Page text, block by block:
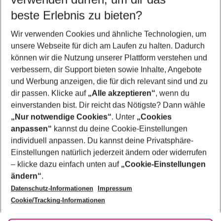
5-8 Nächte
2 Erwachsene Keine Kinder
Mehr Filter anzeigen
Footer
Footer navigation
Über uns
AGB
Bestpreisgarantie
Cookie-Einstellungen ändern
Cookie-Richtlinie
Agenturbetreuung
Barrierefreies Reisen
Folge uns
beste Erlebnis zu bieten?
Wir verwenden Cookies und ähnliche Technologien, um
unsere Webseite für dich am Laufen zu halten. Dadurch
können wir die Nutzung unserer Plattform verstehen und
verbessern, dir Support bieten sowie Inhalte, Angebote
und Werbung anzeigen, die für dich relevant sind und zu
dir passen. Klicke auf „Alle akzeptieren“, wenn du
einverstanden bist. Dir reicht das Nötigste? Dann wähle
„Nur notwendige Cookies“. Unter „Cookies
anpassen“ kannst du deine Cookie-Einstellungen
individuell anpassen. Du kannst deine Privatsphäre-
Einstellungen natürlich jederzeit ändern oder widerrufen
– klicke dazu einfach unten auf „Cookie-Einstellungen
ändern“.
Datenschutz-Informationen
Impressum
Cookie/Tracking-Informationen